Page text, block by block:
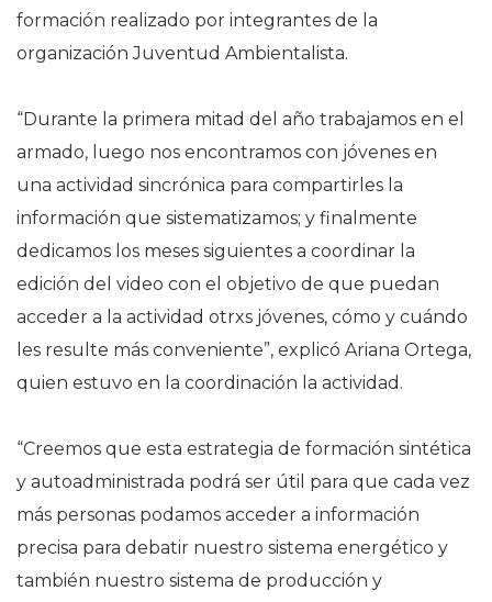
formación realizado por integrantes de la
organización Juventud Ambientalista.
“Durante la primera mitad del año trabajamos en el
armado, luego nos encontramos con jóvenes en
una actividad sincrónica para compartirles la
información que sistematizamos; y finalmente
dedicamos los meses siguientes a coordinar la
edición del video con el objetivo de que puedan
acceder a la actividad otrxs jóvenes, cómo y cuándo
les resulte más conveniente”, explicó Ariana Ortega,
quien estuvo en la coordinación la actividad.
“Creemos que esta estrategia de formación sintética
y autoadministrada podrá ser útil para que cada vez
más personas podamos acceder a información
precisa para debatir nuestro sistema energético y
también nuestro sistema de producción y